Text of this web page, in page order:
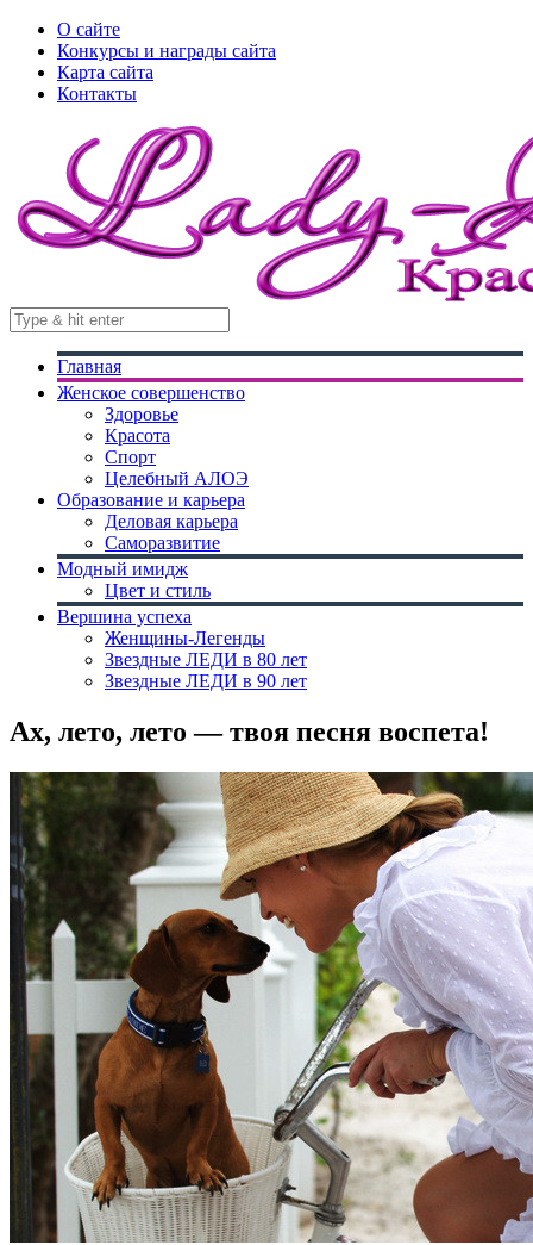
О сайте
Конкурсы и награды сайта
Карта сайта
Контакты
Главная
Женское совершенство
Здоровье
Красота
Спорт
Целебный АЛОЭ
Образование и карьера
Деловая карьера
Саморазвитие
Модный имидж
Цвет и стиль
Вершина успеха
Женщины-Легенды
Звездные ЛЕДИ в 80 лет
Звездные ЛЕДИ в 90 лет
Ах, лето, лето — твоя песня воспета!